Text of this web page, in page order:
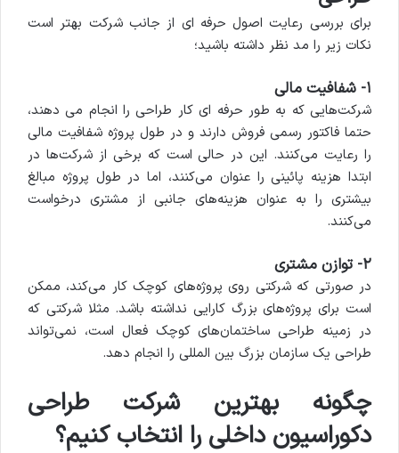
برای بررسی رعایت اصول حرفه ای از جانب شرکت بهتر است
نکات زیر را مد نظر داشته باشید؛
۱- شفافیت مالی
شرکت‌هایی که به طور حرفه ای کار طراحی را انجام می دهند،
حتما فاکتور رسمی فروش دارند و در طول پروژه شفافیت مالی
را رعایت می‌کنند. این در حالی است که برخی از شرکت‌ها در
ابتدا هزینه پائینی را عنوان می‌کنند، اما در طول پروژه مبالغ
بیشتری را به عنوان هزینه‌های جانبی از مشتری درخواست
می‌کنند.
۲- توازن مشتری
در صورتی که شرکتی روی پروژه‌های کوچک کار می‌کند، ممکن
است برای پروژه‌های بزرگ کارایی نداشته باشد. مثلا شرکتی که
در زمینه طراحی ساختمان‌های کوچک فعال است، نمی‌تواند
طراحی یک سازمان بزرگ بین المللی را انجام دهد.
چگونه بهترین شرکت طراحی
دکوراسیون داخلی را انتخاب کنیم؟